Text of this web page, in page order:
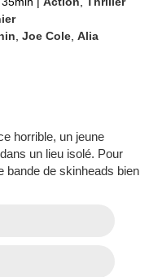
,Joe Cole ,Alia
horrible, un jeune
un lieu isolé. Pour
bande de skinheads bien